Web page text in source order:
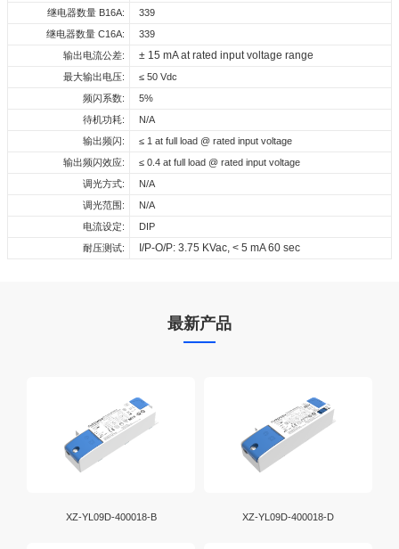
继电器数量 B16A:
339
继电器数量 C16A:
339
输出电流公差:
± 15 mA at rated input voltage range
最大输出电压:
≤ 50 Vdc
频闪系数:
5%
待机功耗:
N/A
输出频闪:
≤ 1 at full load @ rated input voltage
输出频闪效应:
≤ 0.4 at full load @ rated input voltage
调光方式:
N/A
调光范围:
N/A
电流设定:
DIP
耐压测试:
I/P-O/P: 3.75 KVac, < 5 mA 60 sec
EPD_XZ-YL09D-
400018-B
下载
最新产品
XZ-YL09D-400018-B XZ-YL09D-400018-D